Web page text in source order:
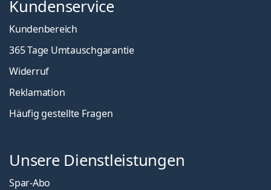
Kundenservice
Kundenbereich
365 Tage Umtauschgarantie
Widerruf
Reklamation
Häufig gestellte Fragen
Unsere Dienstleistungen
Spar-Abo